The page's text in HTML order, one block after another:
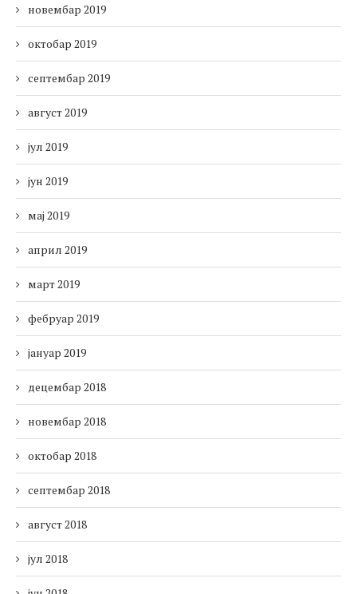
новембар 2019
октобар 2019
септембар 2019
август 2019
јул 2019
јун 2019
мај 2019
април 2019
март 2019
фебруар 2019
јануар 2019
децембар 2018
новембар 2018
октобар 2018
септембар 2018
август 2018
јул 2018